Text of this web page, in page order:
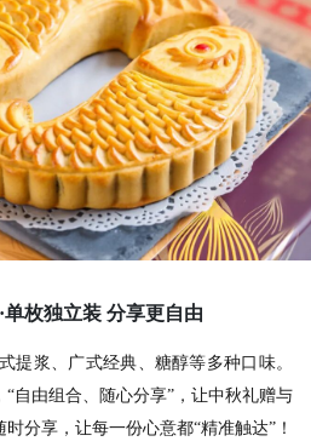
单枚独立装 分享更自由
提浆、广式经典、糖醇等多种口味。
自由组合、随心分享”，让中秋礼赠与
分享，让每一份心意都“精准触达”！